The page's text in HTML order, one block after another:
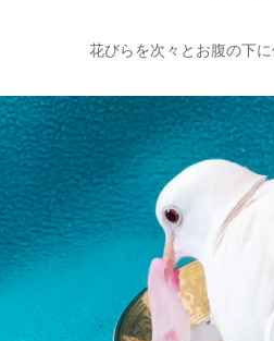
花びらを次々とお腹の下